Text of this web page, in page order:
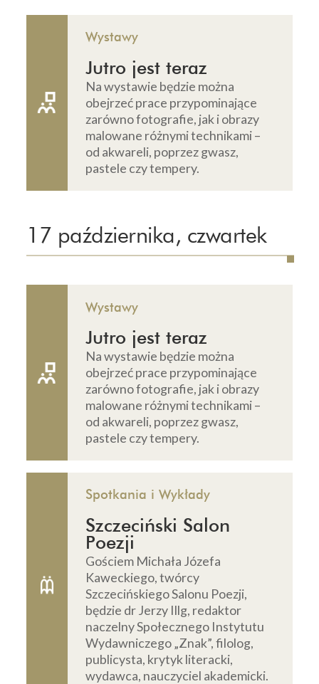
Wystawy
Jutro jest teraz
Na wystawie będzie można
obejrzeć prace przypominające
zarówno fotografie, jak i obrazy
malowane różnymi technikami –
od akwareli, poprzez gwasz,
pastele czy tempery.
17 października, czwartek
Wystawy
Jutro jest teraz
Na wystawie będzie można
obejrzeć prace przypominające
zarówno fotografie, jak i obrazy
malowane różnymi technikami –
od akwareli, poprzez gwasz,
pastele czy tempery.
Spotkania i Wykłady
Szczeciński Salon
Poezji
Gościem Michała Józefa
Kaweckiego, twórcy
Szczecińskiego Salonu Poezji,
będzie dr Jerzy Illg, redaktor
naczelny Społecznego Instytutu
Wydawniczego „Znak”, filolog,
publicysta, krytyk literacki,
wydawca, nauczyciel akademicki.